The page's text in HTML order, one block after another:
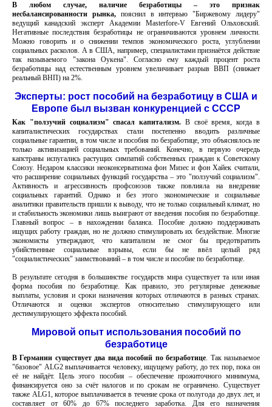
В любом случае, наличие безработицы – это признак
несбалансированности рынка, пояснил в интервью "Биржевому лидеру"
ведущий канадский эксперт Академии Masterfore-V Евгений Ольховский.
Негативные последствия безработицы не ограничиваются уровнем личности.
Можно говорить и о снижении темпов экономического роста, углублении
социальных расколов. А в США, например, специалистами признаётся действие
так называемого "закона Оукена". Согласно ему каждый процент роста
безработицы над естественным уровнем увеличивает разрыв ВВП (снижает
реальный ВНП) на 2%.
Эксперты: рост пособий на безработицу в США и
Европе был вызван конкуренцией с СССР
Как "ползучий социализм" спасал капитализм. В своё время, когда в
капиталистических государствах стали постепенно вводить различные
социальные гарантии, в том числе и пособия по безработице, это объяснялось не
только активизацией социальных требований. Конечно, в первую очередь
капстраны испугались растущих симпатий собственных граждан к Советскому
Союзу. Недаром классики неоконсерватизма фон Мизес и фон Хайек считали,
что расширение социальных функций государства – это "ползучий социализм".
Активность и агрессивность профсоюзов также повлияла на внедрение
социальных гарантий. Однако и без этого экономические и социальные
аналитики правительств пришли к выводу, что не только социальный климат, но
и стабильность экономики лишь выиграют от введения пособия по безработице.
Главный вопрос – в нахождении баланса. Пособие должно поддерживать
ищущих работу граждан, но не должно стимулировать их бездействие. Многие
экономисты утверждают, что капитализм не смог бы предотвратить
убийственные социальные взрывы, если бы не ввёл целый ряд
"социалистических" заимствований – в том числе и пособие по безработице.
В результате сегодня в большинстве государств мира существует та или иная
форма пособия по безработице. Как правило, это регулярные денежные
выплаты, условия и сроки назначения которых отличаются в разных странах.
Отличаются и оценки экспертов относительно стимулирующего или
дестимулирующего эффекта пособий.
Мировой опыт использования пособий по
безработице
В Германии существует два вида пособий по безработице. Так называемое
"базовое" ALG2 выплачивается человеку, ищущему работу, до тех пор, пока он
её не найдёт. Цель этого пособия – обеспечение прожиточного минимума,
финансируется оно за счёт налогов и по срокам не ограничено. Существует
также ALG1, которое выплачивается в течение срока от полугода до двух лет, и
составляет от 60% до 67% последнего заработка. Для его назначения